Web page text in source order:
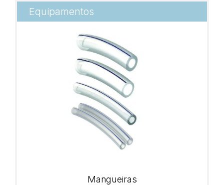
Equipamentos
Mangueiras